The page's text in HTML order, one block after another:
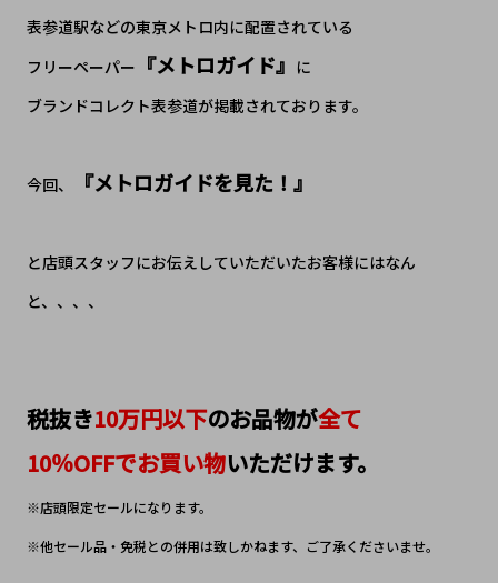
表参道駅などの東京メトロ内に配置されている
フリーペーパー 『メトロガイド』 に
ブランドコレクト表参道が掲載されております。
今回、 『メトロガイドを見た！』
と店頭スタッフにお伝えしていただいたお客様にはなん
と、、、、
税抜き10万円以下のお品物が全て
10％OFFでお買い物いただけます。
※店頭限定セールになります。
※他セール品・免税との併用は致しかねます、ご了承くださいませ。